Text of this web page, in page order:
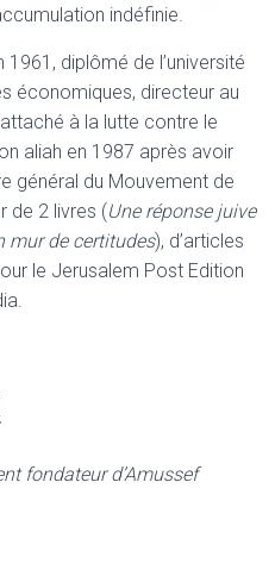
indéfinie.
1961, diplômé de l’université
économiques, directeur au
à la lutte contre le
aliah en 1987 après avoir
général du Mouvement de
de 2 livres (Une réponse juive
mur de certitudes), d’articles
le Jerusalem Post Edition
fondateur d’Amussef